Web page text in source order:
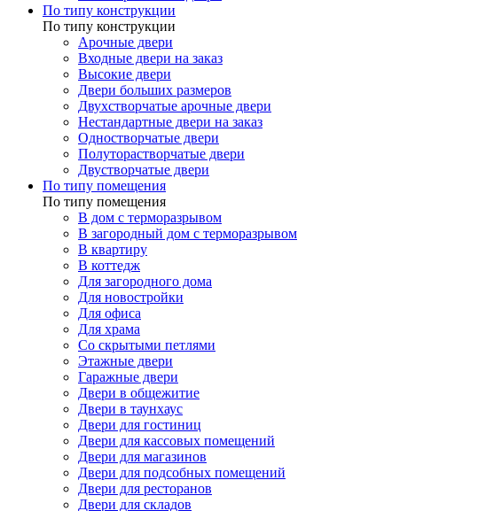
По типу конструкции
По типу конструкции
Арочные двери
Входные двери на заказ
Высокие двери
Двери больших размеров
Двухстворчатые арочные двери
Нестандартные двери на заказ
Одностворчатые двери
Полуторастворчатые двери
Двустворчатые двери
По типу помещения
По типу помещения
В дом с терморазрывом
В загородный дом с терморазрывом
В квартиру
В коттедж
Для загородного дома
Для новостройки
Для офиса
Для храма
Со скрытыми петлями
Этажные двери
Гаражные двери
Двери в общежитие
Двери в таунхаус
Двери для гостиниц
Двери для кассовых помещений
Двери для магазинов
Двери для подсобных помещений
Двери для ресторанов
Двери для складов